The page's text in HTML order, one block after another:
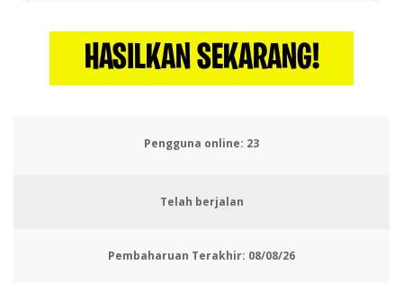
HASILKAN SEKARANG!
Pengguna online: 23
Telah berjalan
Pembaharuan Terakhir: 08/08/26